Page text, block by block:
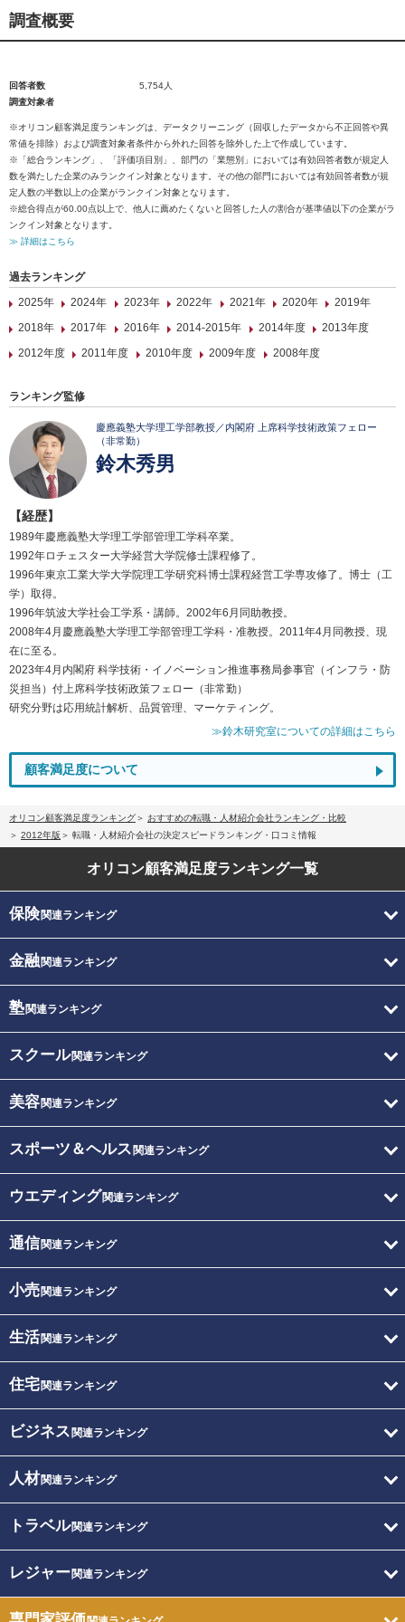
調査概要
回答者数
5,754人
調査対象者
※オリコン顧客満足度ランキングは、データクリーニング（回収したデータから不正回答や異
常値を排除）および調査対象者条件から外れた回答を除外した上で作成しています。
※「総合ランキング」、「評価項目別」、部門の「業態別」においては有効回答者数が規定人
数を満たした企業のみランクイン対象となります。その他の部門においては有効回答者数が規
定人数の半数以上の企業がランクイン対象となります。
※総合得点が60.00点以上で、他人に薦めたくないと回答した人の割合が基準値以下の企業がラ
ンクイン対象となります。
≫ 詳細はこちら
過去ランキング
2025年
2024年 2023年 2022年 2021年 2020年
2019年
2018年
2017年 2016年 2014-2015年 2014年度
2013年度
2012年度
2011年度 2010年度 2009年度 2008年度
ランキング監修
慶應義塾大学理工学部教授／内閣府 上席科学技術政策フェロー
（非常勤）
鈴木秀男
【経歴】
1989年慶應義塾大学理工学部管理工学科卒業。
1992年ロチェスター大学経営大学院修士課程修了。
1996年東京工業大学大学院理工学研究科博士課程経営工学専攻修了。博士（工
学）取得。
1996年筑波大学社会工学系・講師。2002年6月同助教授。
2008年4月慶應義塾大学理工学部管理工学科・准教授。2011年4月同教授、現
在に至る。
2023年4月内閣府 科学技術・イノベーション推進事務局参事官（インフラ・防
災担当）付上席科学技術政策フェロー（非常勤）
研究分野は応用統計解析、品質管理、マーケティング。
≫鈴木研究室についての詳細はこちら
顧客満足度について
オリコン顧客満足度ランキング
おすすめの転職・人材紹介会社ランキング・比較
2012年版
転職・人材紹介会社の決定スピードランキング・口コミ情報
オリコン顧客満足度ランキング一覧
保険関連ランキング
金融関連ランキング
塾関連ランキング
スクール関連ランキング
美容関連ランキング
スポーツ＆ヘルス 関連ランキング
ウエディング関連ランキング
通信関連ランキング
小売関連ランキング
生活関連ランキング
住宅関連ランキング
ビジネス 関連ランキング
人材関連ランキング
トラベル関連ランキング
レジャー関連ランキング